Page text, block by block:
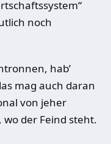
noch
hab’
mag auch daran
von jeher
der Feind steht.